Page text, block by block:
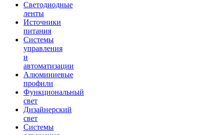
Светодиодные
ленты
Источники
питания
Системы
управления
и
автоматизации
Алюминиевые
профили
Функциональный
свет
Дизайнерский
свет
Системы